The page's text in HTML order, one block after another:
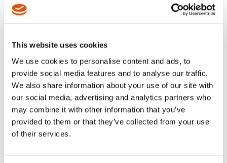
This website uses cookies
We use cookies to personalise content and ads, to
provide social media features and to analyse our traffic.
We also share information about your use of our site with
our social media, advertising and analytics partners who
may combine it with other information that you’ve
provided to them or that they’ve collected from your use
of their services.
Winkelschleifer
1,25 kW-Hochleistungsmotor für
maximale Leistungswerte
Serie 12-42 - 5/8"-11
Spindel mit
Außengewinde